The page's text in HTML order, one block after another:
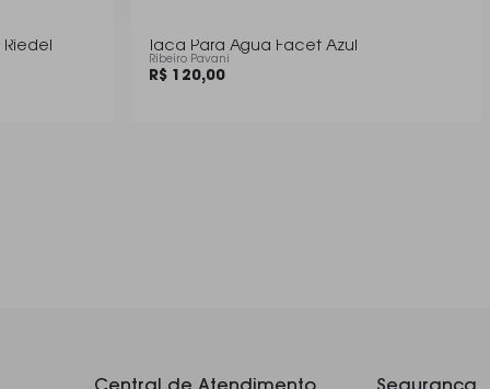
Riedel Taca Para Agua Facet Azul
Ribeiro Pavani
R$ 120,00